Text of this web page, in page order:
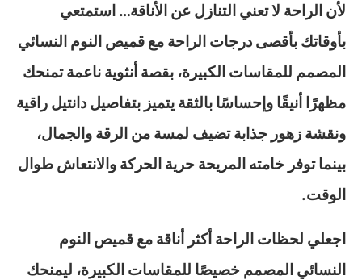
لأن الراحة لا تعني التنازل عن الأناقة… استمتعي
بأوقاتك بأقصى درجات الراحة مع قميص النوم النسائي
المصمم للمقاسات الكبيرة، بقصة أنثوية ناعمة تمنحك
مظهرًا أنيقًا وإحساسًا بالثقة يتميز بتفاصيل دانتيل راقية
ونقشة زهور جذابة تضيف لمسة من الرقة والجمال،
بينما توفر خامته المريحة حرية الحركة والانتعاش طوال
الوقت.
اجعلي لحظات الراحة أكثر أناقة مع قميص النوم
النسائي المصمم خصيصًا للمقاسات الكبيرة، ليمنحك